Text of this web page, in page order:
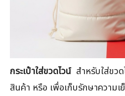
กระเป๋าใส่ขวดไวน์ สำหรับใส่ขว
สินค้า หรือ เพื่อเก็บรักษาความเ